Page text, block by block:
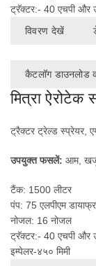
ट्रॅक्टर:- 40 एचपी और
विवरण देखें
कैटलॉग डाउनलोड
मित्रा ऐरोटेक
ट्रैक्टर ट्रेल्ड स्प्रेयर,
उपयुक्त फसलें: आम,
टैंक: 1500 लीटर
पंप: 75 एलपीएम
नोजल: 16 नोजल
ट्रॅक्टर:- 40 एचपी और
इम्पेलर-४५० मिमी